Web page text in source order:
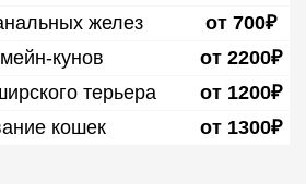
желез
от 700₽
кунов
от 2200₽
терьера
от 1200₽
кошек
от 1300₽